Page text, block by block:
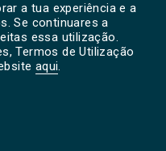
a tua experiência e a
Se continuares a
essa utilização.
Termos de Utilização
aqui.